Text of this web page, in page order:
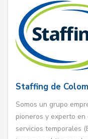
Staffing de
Somos un grupo
pioneros y experto
servicios temporales